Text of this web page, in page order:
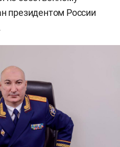
президентом России